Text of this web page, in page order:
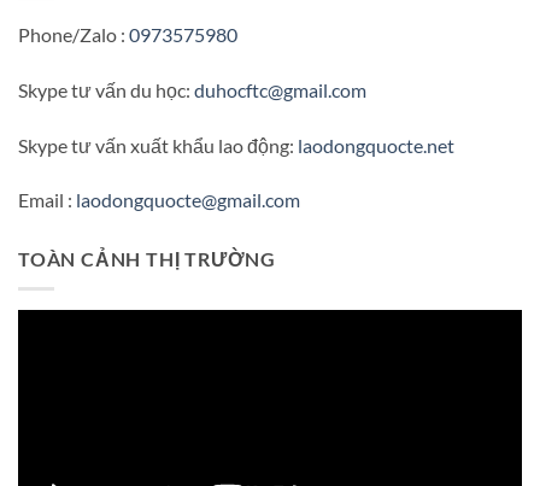
Phone/Zalo : 0973575980
Skype tư vấn du học: duhocftc@gmail.com
Skype tư vấn xuất khẩu lao động: laodongquocte.net
Email : laodongquocte@gmail.com
TOÀN CẢNH THỊ TRƯỜNG